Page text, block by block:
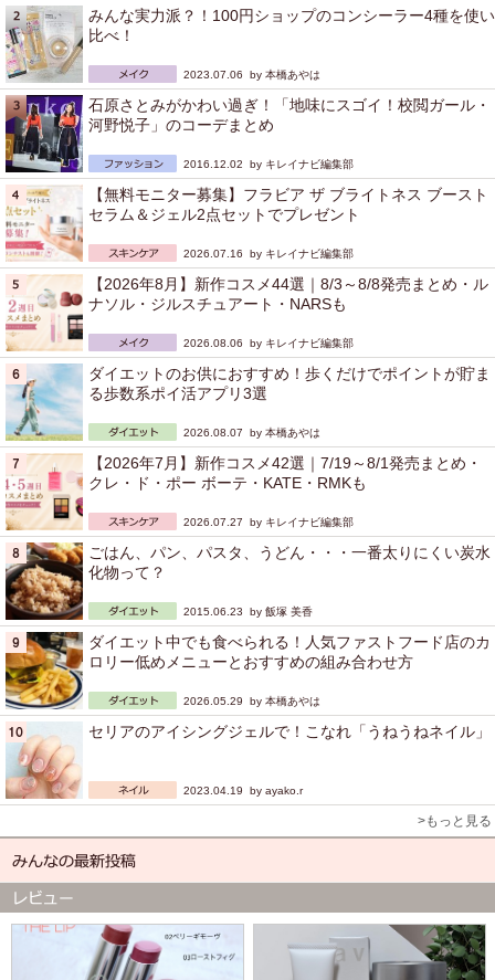
みんな実力派？！100円ショップのコンシーラー4種を使い
比べ！
2023.07.06 by 本橋あやは
石原さとみがかわい過ぎ！「地味にスゴイ！校閲ガール・
河野悦子」のコーデまとめ
2016.12.02 by キレイナビ編集部
【無料モニター募集】フラビア ザ ブライトネス ブースト
セラム＆ジェル2点セットでプレゼント
2026.07.16 by キレイナビ編集部
【2026年8月】新作コスメ44選｜8/3～8/8発売まとめ・ル
ナソル・ジルスチュアート・NARSも
2026.08.06 by キレイナビ編集部
ダイエットのお供におすすめ！歩くだけでポイントが貯ま
る歩数系ポイ活アプリ3選
2026.08.07 by 本橋あやは
【2026年7月】新作コスメ42選｜7/19～8/1発売まとめ・
クレ・ド・ポー ボーテ・KATE・RMKも
2026.07.27 by キレイナビ編集部
ごはん、パン、パスタ、うどん・・・一番太りにくい炭水
化物って？
2015.06.23 by 飯塚 美香
ダイエット中でも食べられる！人気ファストフード店のカ
ロリー低めメニューとおすすめの組み合わせ方
2026.05.29 by 本橋あやは
セリアのアイシングジェルで！こなれ「うねうねネイル」
2023.04.19 by ayako.r
>もっと見る